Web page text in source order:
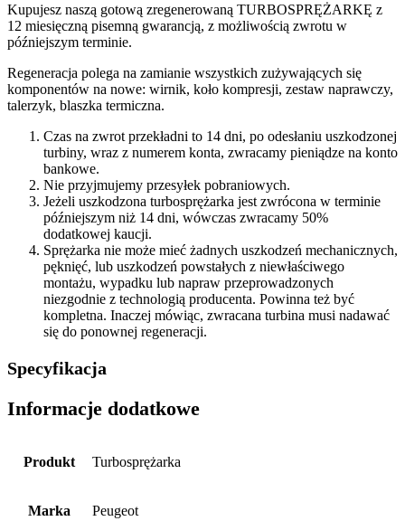
Kupujesz naszą gotową zregenerowaną TURBOSPRĘŻARKĘ z
12 miesięczną pisemną gwarancją, z możliwością zwrotu w
późniejszym terminie.
Regeneracja polega na zamianie wszystkich zużywających się
komponentów na nowe: wirnik, koło kompresji, zestaw naprawczy,
talerzyk, blaszka termiczna.
Czas na zwrot przekładni to 14 dni, po odesłaniu uszkodzonej
turbiny, wraz z numerem konta, zwracamy pieniądze na konto
bankowe.
Nie przyjmujemy przesyłek pobraniowych.
Jeżeli uszkodzona turbosprężarka jest zwrócona w terminie
późniejszym niż 14 dni, wówczas zwracamy 50%
dodatkowej kaucji.
Sprężarka nie może mieć żadnych uszkodzeń mechanicznych,
pęknięć, lub uszkodzeń powstałych z niewłaściwego
montażu, wypadku lub napraw przeprowadzonych
niezgodnie z technologią producenta. Powinna też być
kompletna. Inaczej mówiąc, zwracana turbina musi nadawać
się do ponownej regeneracji.
Specyfikacja
Informacje dodatkowe
Produkt Turbosprężarka
Marka Peugeot